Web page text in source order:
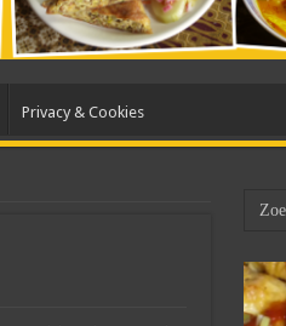
Privacy & Cookies